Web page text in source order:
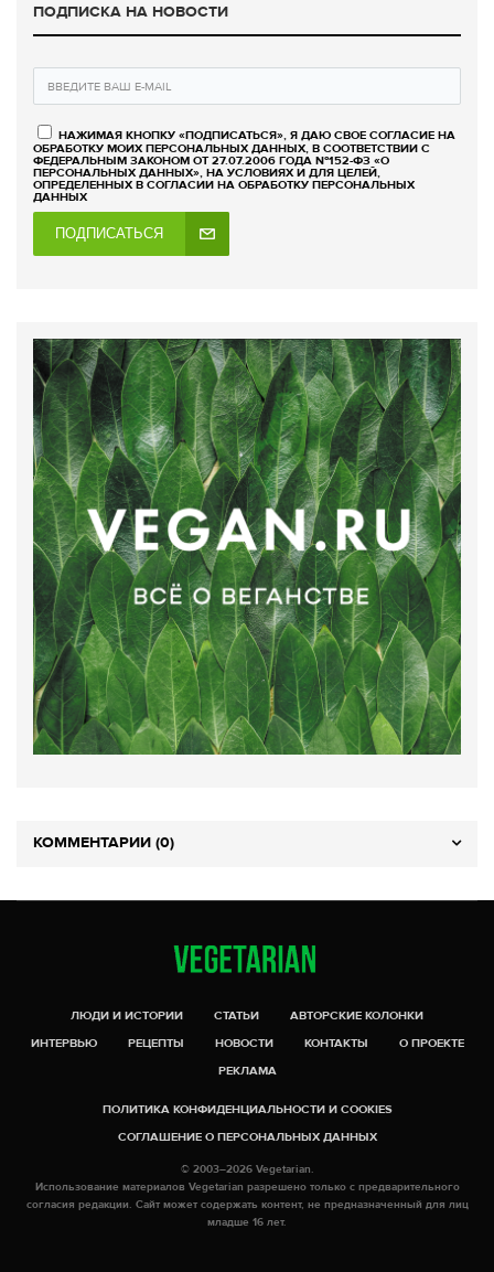
ПОДПИСКА НА НОВОСТИ
НАЖИМАЯ КНОПКУ «ПОДПИСАТЬСЯ», Я ДАЮ СВОЕ СОГЛАСИЕ НА
ОБРАБОТКУ МОИХ ПЕРСОНАЛЬНЫХ ДАННЫХ, В СООТВЕТСТВИИ С
ФЕДЕРАЛЬНЫМ ЗАКОНОМ ОТ 27.07.2006 ГОДА №152-ФЗ «О
ПЕРСОНАЛЬНЫХ ДАННЫХ», НА УСЛОВИЯХ И ДЛЯ ЦЕЛЕЙ,
ОПРЕДЕЛЕННЫХ В СОГЛАСИИ НА ОБРАБОТКУ ПЕРСОНАЛЬНЫХ
ДАННЫХ
ПОДПИСАТЬСЯ
КОММЕНТАРИИ (0)
ЛЮДИ И ИСТОРИИ СТАТЬИ
АВТОРСКИЕ КОЛОНКИ
ИНТЕРВЬЮ
РЕЦЕПТЫ НОВОСТИ КОНТАКТЫ
О ПРОЕКТЕ
РЕКЛАМА
ПОЛИТИКА КОНФИДЕНЦИАЛЬНОСТИ И COOKIES
СОГЛАШЕНИЕ О ПЕРСОНАЛЬНЫХ ДАННЫХ
© 2003–2026 Vegetarian.
Использование материалов Vegetarian разрешено только с предварительного
согласия редакции. Сайт может содержать контент, не предназначенный для лиц
младше 16 лет.